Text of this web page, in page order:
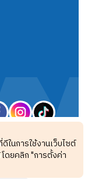
ในการใช้งานเว็บไซต์
ดยคลิก "การตั้งค่า